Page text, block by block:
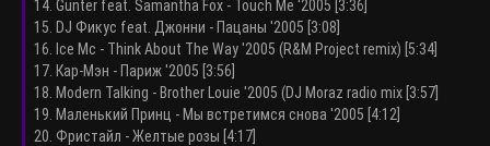
14. Gunter feat. Samantha Fox - Touch Me '2005 [3:36]
15. DJ Фикус feat. Джонни - Пацаны '2005 [3:08]
16. Ice Mc - Think About The Way '2005 (R&M Project remix) [5:34]
17. Кар-Мэн - Париж '2005 [3:56]
18. Modern Talking - Brother Louie '2005 (DJ Moraz radio mix [3:57]
19. Маленький Принц - Мы встретимся снова '2005 [4:12]
20. Фристайл - Желтые розы [4:17]